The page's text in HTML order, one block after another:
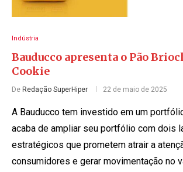
Indústria
Bauducco apresenta o Pão
Cookie
De Redação SuperHiper 22 de maio de 2025
A Bauducco tem investido em um
acaba de ampliar seu portfólio com dois
estratégicos que prometem atrair a
consumidores e gerar movimentação no